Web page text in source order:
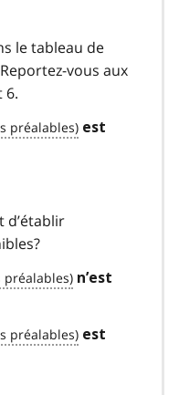
le tableau de
vous aux
6.
est
d’établir
n’est
est